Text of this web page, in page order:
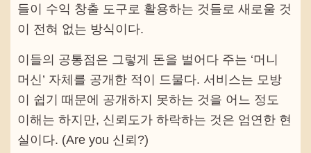
들이 수익 창출 도구로 활용하는 것들로 새로울 것
이 전혀 없는 방식이다.
이들의 공통점은 그렇게 돈을 벌어다 주는 ‘머니
머신’ 자체를 공개한 적이 드물다. 서비스는 모방
이 쉽기 때문에 공개하지 못하는 것을 어느 정도
이해는 하지만, 신뢰도가 하락하는 것은 엄연한 현
실이다. (Are you 신뢰?)